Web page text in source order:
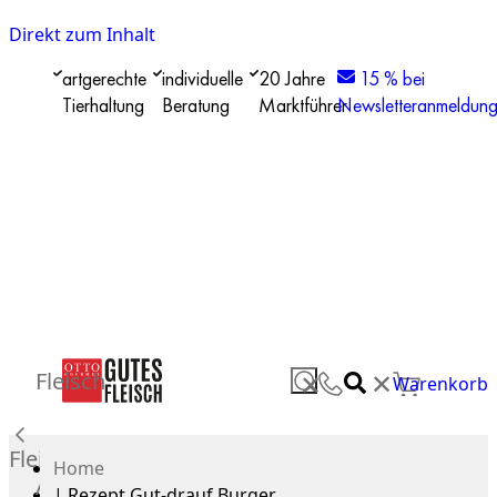
Direkt zum Inhalt
artgerechte
Tierhaltung
individuelle
Beratung
20 Jahre
Marktführer
15 % bei
Newsletteranmeldung
✕ ✕Warenkorb
Fleisch
Fleisch
Alle
Home